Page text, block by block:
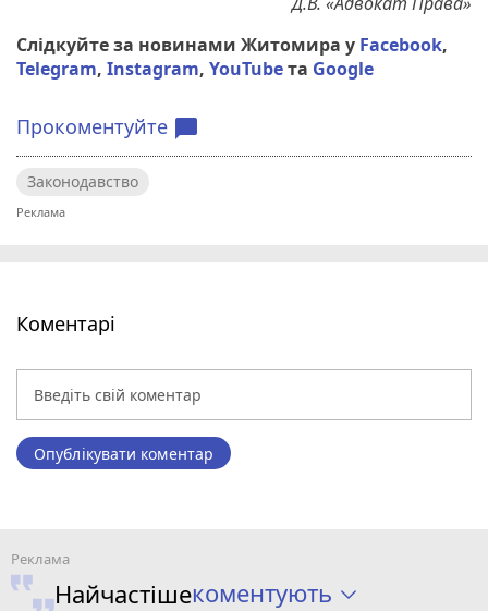
Слідкуйте за новинами Житомира у Facebook,
Telegram, Instagram, YouTubeта Google
Прокоментуйте chat_bubble
Законодавство
Коментарі
Опублікувати коментар
Найчастішекоментують